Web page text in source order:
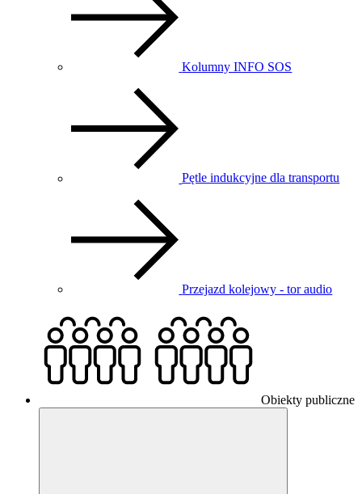
Kolumny INFO SOS
Pętle indukcyjne dla transportu
Przejazd kolejowy - tor audio
Obiekty publiczne